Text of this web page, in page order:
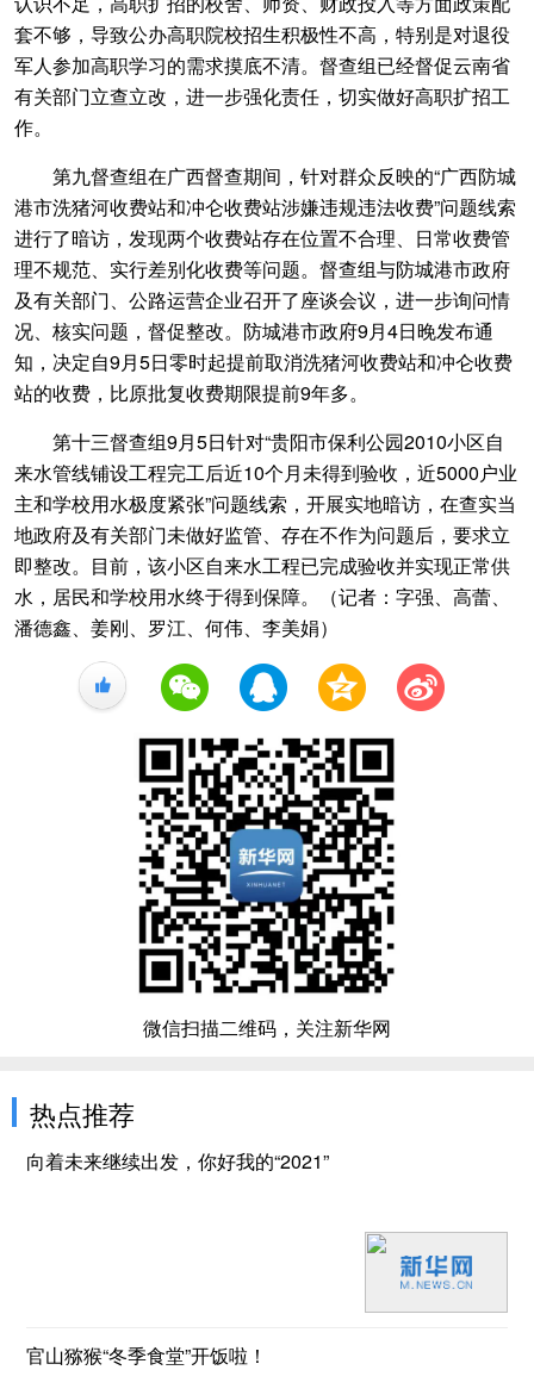
套不够，导致公办高职院校招生积极性不高，特别是对退役
军人参加高职学习的需求摸底不清。督查组已经督促云南省
有关部门立查立改，进一步强化责任，切实做好高职扩招工
作。
第九督查组在广西督查期间，针对群众反映的“广西防城
港市洗猪河收费站和冲仑收费站涉嫌违规违法收费”问题线索
进行了暗访，发现两个收费站存在位置不合理、日常收费管
理不规范、实行差别化收费等问题。督查组与防城港市政府
及有关部门、公路运营企业召开了座谈会议，进一步询问情
况、核实问题，督促整改。防城港市政府9月4日晚发布通
知，决定自9月5日零时起提前取消洗猪河收费站和冲仑收费
站的收费，比原批复收费期限提前9年多。
第十三督查组9月5日针对“贵阳市保利公园2010小区自
来水管线铺设工程完工后近10个月未得到验收，近5000户业
主和学校用水极度紧张”问题线索，开展实地暗访，在查实当
地政府及有关部门未做好监管、存在不作为问题后，要求立
即整改。目前，该小区自来水工程已完成验收并实现正常供
水，居民和学校用水终于得到保障。（记者：字强、高蕾、
潘德鑫、姜刚、罗江、何伟、李美娟）
+1
微信扫描二维码，关注新华网
热点推荐
向着未来继续出发，你好我的“2021”
官山猕猴“冬季食堂”开饭啦！